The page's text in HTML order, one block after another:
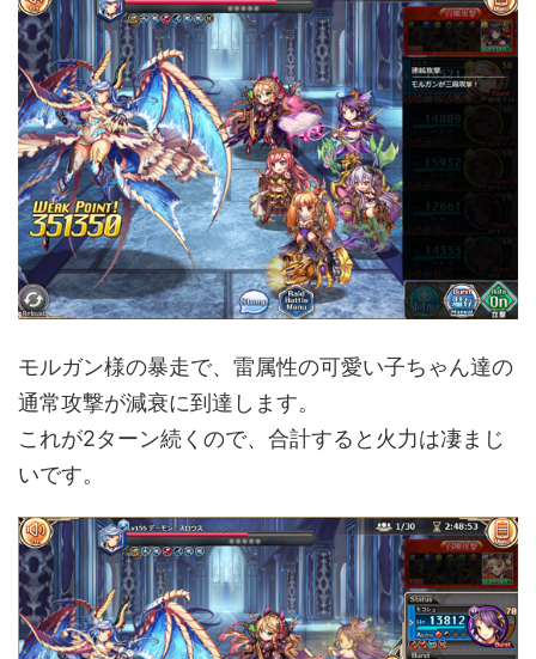
モルガン様の暴走で、雷属性の可愛い子ちゃん達の
通常攻撃が減衰に到達します。
これが2ターン続くので、合計すると火力は凄まじ
いです。